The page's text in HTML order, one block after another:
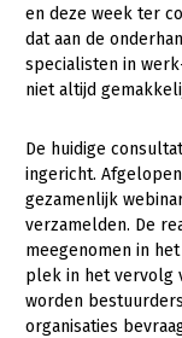
Dier
Biologische
Kalverhouderij
Plant
Biologische
Bollenteelt
Bomen,
Fruitteelt
Glastuinbouw
Vrouw en
Onderwerpen
Nieuws
Webinars
en deze week ter
dat aan de
specialisten in
niet altijd
De huidige
ingericht.
gezamenlijk
verzamelden. De
meegenomen in
plek in het vervolg
worden
organisaties